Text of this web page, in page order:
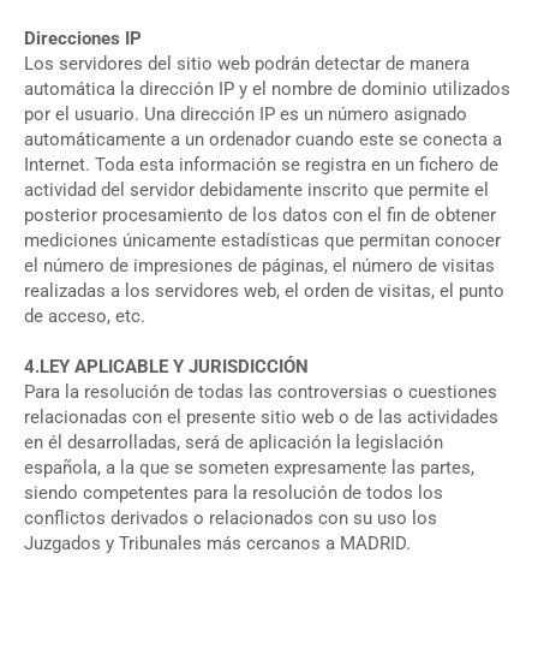
Direcciones IP
Los servidores del sitio web podrán detectar de manera
automática la dirección IP y el nombre de dominio utilizados
por el usuario. Una dirección IP es un número asignado
automáticamente a un ordenador cuando este se conecta a
Internet. Toda esta información se registra en un fichero de
actividad del servidor debidamente inscrito que permite el
posterior procesamiento de los datos con el fin de obtener
mediciones únicamente estadísticas que permitan conocer
el número de impresiones de páginas, el número de visitas
realizadas a los servidores web, el orden de visitas, el punto
de acceso, etc.
4.LEY APLICABLE Y JURISDICCIÓN
Para la resolución de todas las controversias o cuestiones
relacionadas con el presente sitio web o de las actividades
en él desarrolladas, será de aplicación la legislación
española, a la que se someten expresamente las partes,
siendo competentes para la resolución de todos los
conflictos derivados o relacionados con su uso los
Juzgados y Tribunales más cercanos a MADRID.